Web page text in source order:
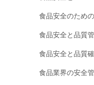
食品安全のため
食品安全と品質
食品安全と品質
食品業界の安全